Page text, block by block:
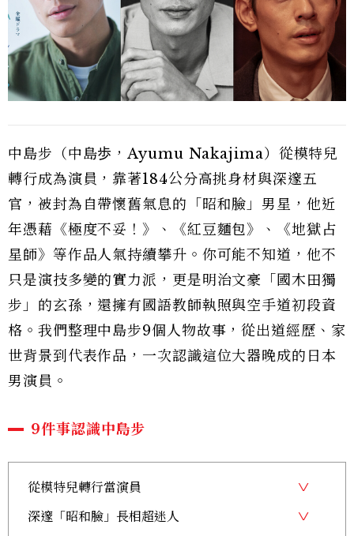
中島步（中島歩，Ayumu Nakajima）從模特兒
轉行成為演員，靠著184公分高挑身材與深邃五
官，被封為自帶懷舊氣息的「昭和臉」男星，他近
年憑藉《極度不妥！》、《紅豆麵包》、《地獄占
星師》等作品人氣持續攀升。你可能不知道，他不
只是演技多變的實力派，更是明治文豪「國木田獨
步」的玄孫，還擁有國語教師執照與空手道初段資
格。我們整理中島步9個人物故事，從出道經歷、家
世背景到代表作品，一次認識這位大器晚成的日本
男演員。
9件事認識中島步
從模特兒轉行當演員
深邃「昭和臉」長相超迷人